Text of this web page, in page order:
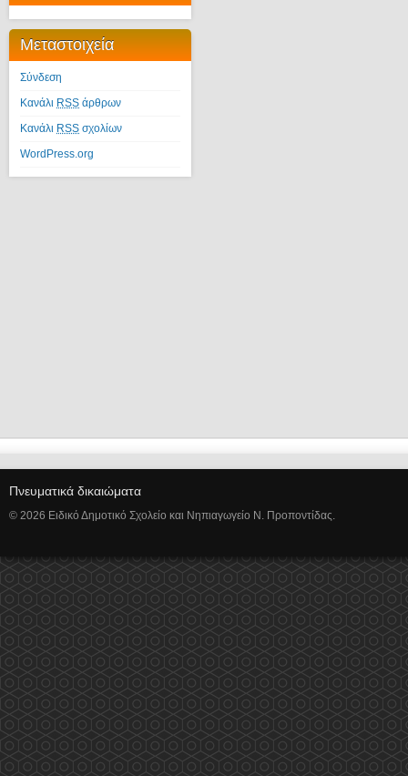
Μεταστοιχεία
Σύνδεση
Κανάλι RSS άρθρων
Κανάλι RSS σχολίων
WordPress.org
Πνευματικά δικαιώματα
© 2026 Ειδικό Δημοτικό Σχολείο και Νηπιαγωγείο Ν. Προποντίδας.